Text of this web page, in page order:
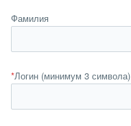
Фамилия
*Логин (минимум 3 символа)